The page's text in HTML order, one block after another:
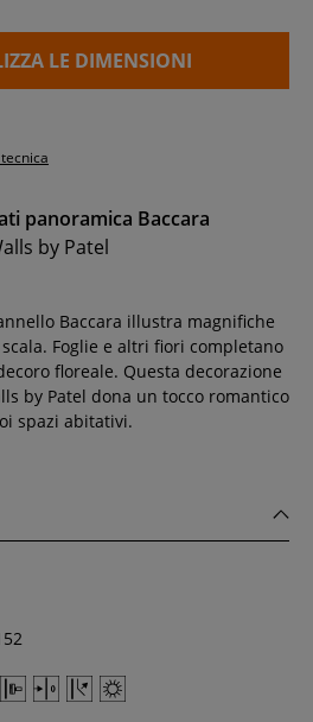
LE DIMENSIONI
panoramica Baccara
by Patel
Baccara illustra magnifiche
Foglie e altri fiori completano
floreale. Questa decorazione
by Patel dona un tocco romantico
spazi abitativi.